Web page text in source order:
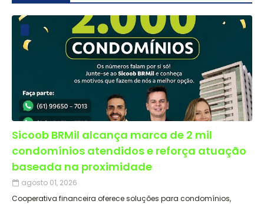
Sicoob BRMil alcança marca de 2 mil
condomínios atendidos e reforça atuação
baseada na proximidade
agosto 01, 2026
Cooperativa financeira oferece soluções para condomínios,